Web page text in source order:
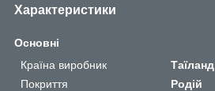
Характеристики
Основні
Країна виробник
Таїланд
Покриття
Родій